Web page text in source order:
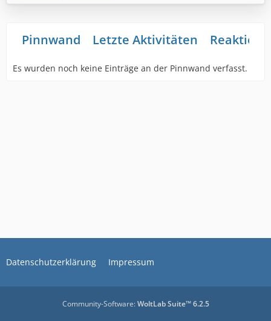
Pinnwand Letzte Aktivitäten
Es wurden noch keine Einträge an der Pinnwand verfasst.
Datenschutzerklärung Impressum
Community-Software:WoltLab Suite™ 6.2.5